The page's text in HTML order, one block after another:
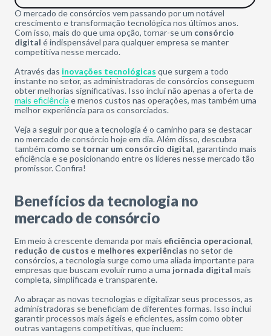
O mercado de consórcios vem passando por um notável
crescimento e transformação tecnológica nos últimos anos.
Com isso, mais do que uma opção, tornar-se um consórcio
digital é indispensável para qualquer empresa se manter
competitiva nesse mercado.
Através das inovações tecnológicas que surgem a todo
instante no setor, as administradoras de consórcios conseguem
obter melhorias significativas. Isso inclui não apenas a oferta de
mais eficiência e menos custos nas operações, mas também uma
melhor experiência para os consorciados.
Veja a seguir por que a tecnologia é o caminho para se destacar
no mercado de consórcio hoje em dia. Além disso, descubra
também como se tornar um consórcio digital, garantindo mais
eficiência e se posicionando entre os líderes nesse mercado tão
promissor. Confira!
Benefícios da tecnologia no
mercado de consórcio
Em meio à crescente demanda por mais eficiência operacional,
redução de custos e melhores experiências no setor de
consórcios, a tecnologia surge como uma aliada importante para
empresas que buscam evoluir rumo a uma jornada digital mais
completa, simplificada e transparente.
Ao abraçar as novas tecnologias e digitalizar seus processos, as
administradoras se beneficiam de diferentes formas. Isso inclui
garantir processos mais ágeis e eficientes, assim como obter
outras vantagens competitivas, que incluem: